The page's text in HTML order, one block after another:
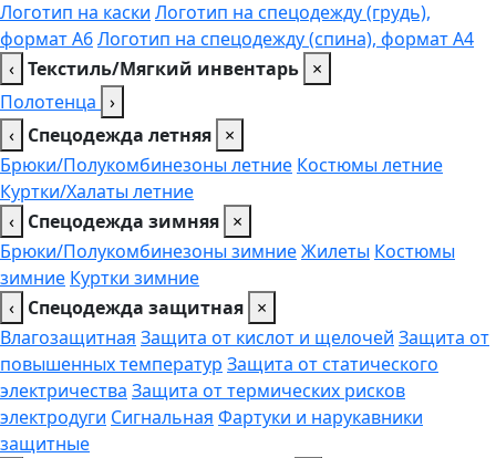
Логотип на каски Логотип на спецодежду (грудь),
формат А6Логотип на спецодежду (спина), формат А4
‹ Текстиль/Мягкий инвентарь ×
Полотенца ›
‹ Спецодежда летняя ×
Брюки/Полукомбинезоны летние Костюмы летние
Куртки/Халаты летние
‹ Спецодежда зимняя ×
Брюки/Полукомбинезоны зимниеЖилеты Костюмы
зимние Куртки зимние
‹ Спецодежда защитная ×
Влагозащитная Защита от кислот и щелочей Защита от
повышенных температур Защита от статического
электричества Защита от термических рисков
электродуги Сигнальная Фартуки и нарукавники
защитные